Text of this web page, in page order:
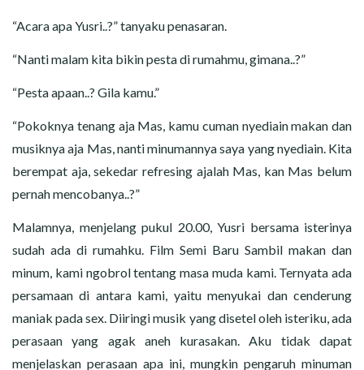
“Acara apa Yusri..?” tanyaku penasaran.
“Nanti malam kita bikin pesta di rumahmu, gimana..?”
“Pesta apaan..? Gila kamu.”
“Pokoknya tenang aja Mas, kamu cuman nyediain makan dan
musiknya aja Mas, nanti minumannya saya yang nyediain. Kita
berempat aja, sekedar refresing ajalah Mas, kan Mas belum
pernah mencobanya..?”
Malamnya, menjelang pukul 20.00, Yusri bersama isterinya
sudah ada di rumahku. Film Semi Baru Sambil makan dan
minum, kami ngobrol tentang masa muda kami. Ternyata ada
persamaan di antara kami, yaitu menyukai dan cenderung
maniak pada sex. Diiringi musik yang disetel oleh isteriku, ada
perasaan yang agak aneh kurasakan. Aku tidak dapat
menjelaskan perasaan apa ini, mungkin pengaruh minuman